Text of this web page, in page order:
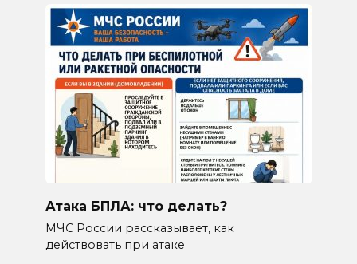
Атака БПЛА: что делать?
МЧС России рассказывает, как
действовать при атаке